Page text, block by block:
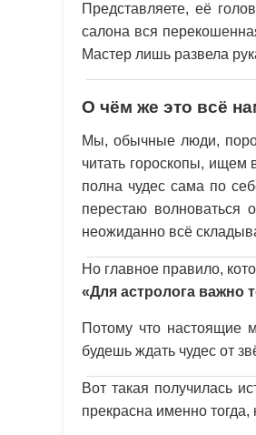
Представляете, её
салона вся
Мастер лишь развела
О чём же это всё
Мы, обычные люди,
читать гороскопы, ищем
полна чудес сама по
перестаю волноваться
неожиданно всё
Но главное правило,
«Для астролога важно
Потому что настоящие
будешь ждать чудес от
Вот такая получилась
прекрасна именно